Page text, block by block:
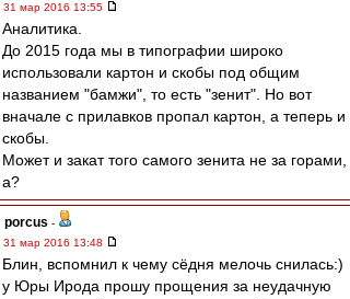
31 мар 2016 13:55
Аналитика.
До 2015 года мы в типографии широко
использовали картон и скобы под общим
названием "бамжи", то есть "зенит". Но вот
вначале с прилавков пропал картон, а теперь и
скобы.
Может и закат того самого зенита не за горами,
а?
porcus -
31 мар 2016 13:48
Блин, вспомнил к чему сёдня мелочь снилась:)
у Юры Ирода прошу прощения за неудачную